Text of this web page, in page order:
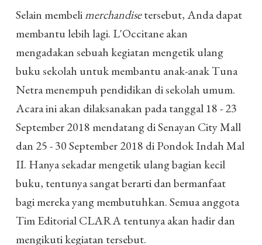
Selain membelimerchandisetersebut, Anda dapat
membantu lebih lagi. L'Occitane akan
mengadakan sebuah kegiatan mengetik ulang
buku sekolah untuk membantu anak-anak Tuna
Netra menempuh pendidikan di sekolah umum.
Acara ini akan dilaksanakan pada tanggal 18 - 23
September 2018 mendatang di Senayan City Mall
dan 25 - 30 September 2018 di Pondok Indah Mal
II. Hanya sekadar mengetik ulang bagian kecil
buku, tentunya sangat berarti dan bermanfaat
bagi mereka yang membutuhkan. Semua anggota
Tim Editorial CLARA tentunya akan hadir dan
mengikuti kegiatan tersebut.